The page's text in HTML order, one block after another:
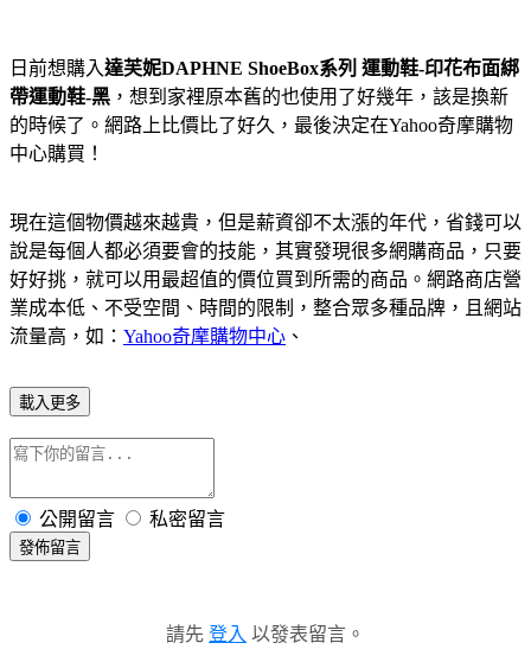
日前想購入達芙妮DAPHNE ShoeBox系列 運動鞋-印花布面綁
帶運動鞋-黑 ，想到家裡原本舊的也使用了好幾年，該是換新
的時候了。網路上比價比了好久，最後決定在Yahoo奇摩購物
中心購買！
現在這個物價越來越貴，但是薪資卻不太漲的年代，省錢可以
說是每個人都必須要會的技能，其實發現很多網購商品，只要
好好挑，就可以用最超值的價位買到所需的商品。網路商店營
業成本低、不受空間、時間的限制，整合眾多種品牌，且網站
流量高，如： Yahoo奇摩購物中心 、
載入更多
公開留言 私密留言
發佈留言
請先 登入 以發表留言。